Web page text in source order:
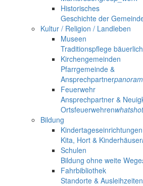
Historisches
Geschichte der
Kultur / Religion / Landleben
Museen
Traditionspflege
Kirchengemeinden
Pfarrgemeinde &
Ansprechpartner
Feuerwehr
Ansprechpartner &
Ortsfeuerwehrenwhatshot
Bildung
Kindertageseinrichtungen
Kita, Hort & Kinderhäuser
Schulen
Bildung ohne weite Wege
Fahrbibliothek
Standorte & Ausleihzeiten